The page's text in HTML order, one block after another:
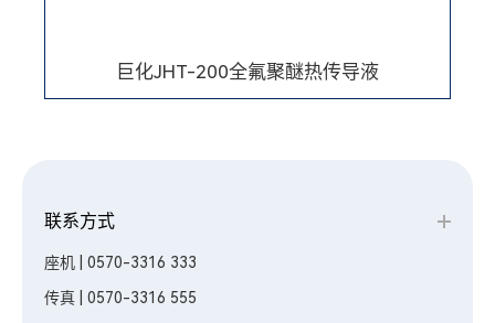
巨化JHT-200全氟聚醚热传导液
联系方式
座机 | 0570-3316 333
传真 | 0570-3316 555